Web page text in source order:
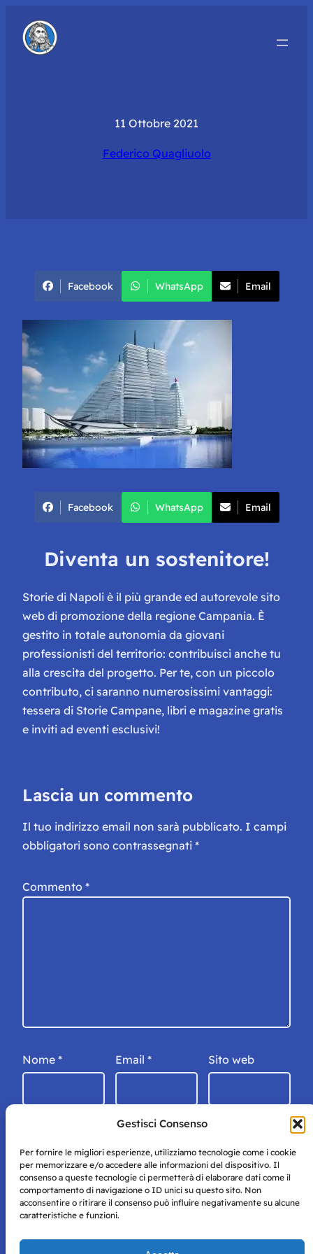
Gestisci Consenso
Per fornire le migliori esperienze, utilizziamo tecnologie come i cookie
per memorizzare e/o accedere alle informazioni del dispositivo. Il
consenso a queste tecnologie ci permetterà di elaborare dati come il
comportamento di navigazione o ID unici su questo sito. Non
acconsentire o ritirare il consenso può influire negativamente su alcune
caratteristiche e funzioni.
11 Ottobre 2021
Federico Quagliuolo
Facebook WhatsApp Email
Facebook WhatsApp Email
Diventa un sostenitore!
Storie di Napoli è il più grande ed autorevole sito
web di promozione della regione Campania. È
gestito in totale autonomia da giovani
professionisti del territorio: contribuisci anche tu
alla crescita del progetto. Per te, con un piccolo
contributo, ci saranno numerosissimi vantaggi:
tessera di Storie Campane, libri e magazine gratis
e inviti ad eventi esclusivi!
Lascia un commento
Il tuo indirizzo email non sarà pubblicato. I campi
obbligatori sono contrassegnati *
Commento *
Nome * Email * Sito web
Storie di Napoli è una testata registrata presso il tribunale di